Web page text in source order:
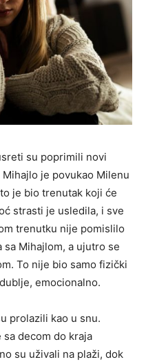
su poprimili novi
je povukao Milenu
je bio trenutak koji će
strasti je usledila, i sve
trenutku nije pomislilo
sa Mihajlom, a ujutro se
To nije bio samo fizički
emocionalno.
prolazili kao u snu.
decom do kraja
su uživali na plaži, dok